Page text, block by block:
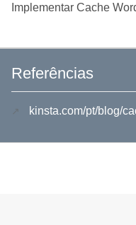
Implementar Cache
Referências
kinsta.com/pt/blog/